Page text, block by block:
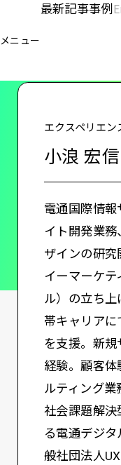
ン
ン
メニュー
[KC]
ー
メ
イ
ン
最新記事事例
小浪 宏信
エクスペリエ
電通国際情報
イト開発業
ザインの研
イーマーケテ
ル）の立ち上
帯キャリア
を支援。新
経験。顧客体
ルティング業
社会課題解決
る電通デジ
般社団法人